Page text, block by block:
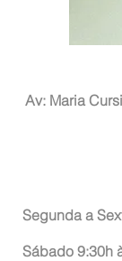
Av: Maria
Segunda a
Sábado 9:30h